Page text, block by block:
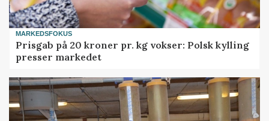
MARKEDSFOKUS
Prisgab på 20 kroner pr. kg vokser: Polsk kylling
presser markedet